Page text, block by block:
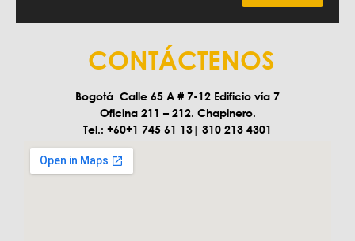
CONTÁCTENOS
Bogotá Calle 65 A # 7-12 Edificio vía 7
Oficina 211 – 212. Chapinero.
Tel.: +60+1 745 61 13| 310 213 4301